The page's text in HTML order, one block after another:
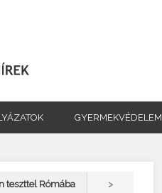
GYERMEKVÉDELEM
teszttel Rómába >